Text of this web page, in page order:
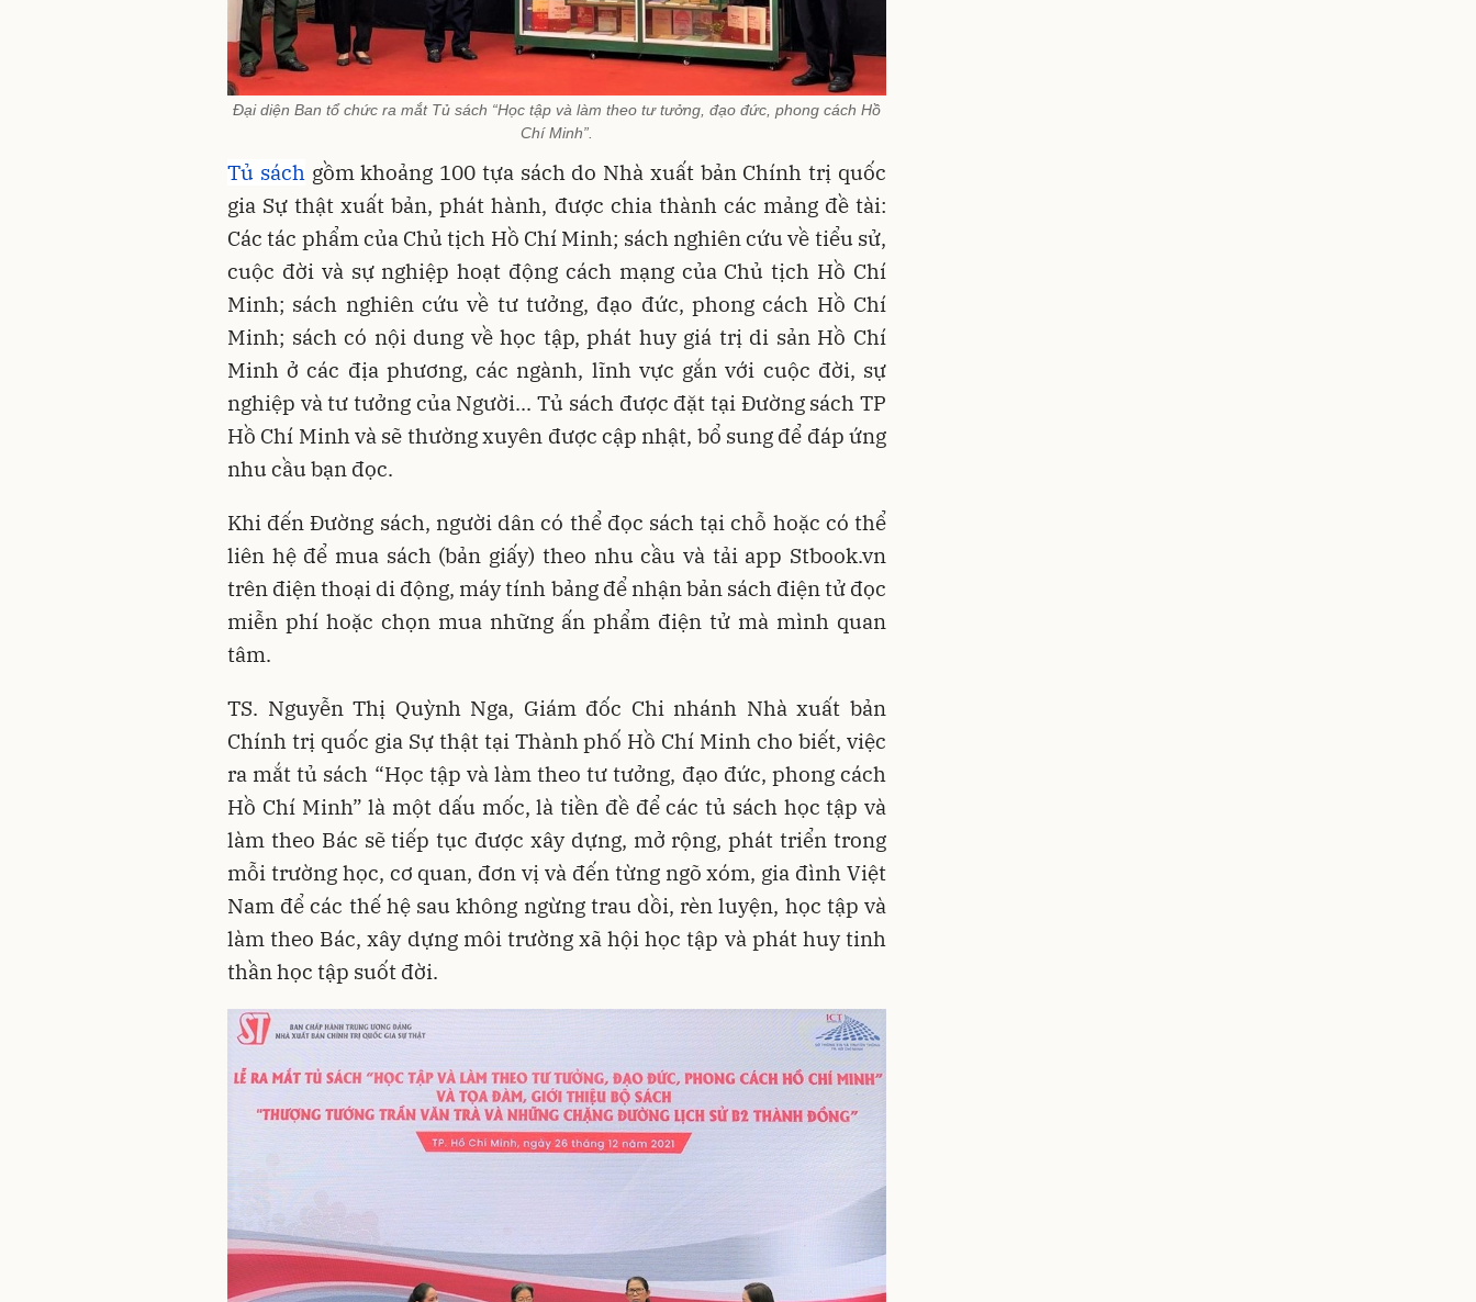
Đại diện Ban tổ chức ra mắt Tủ sách “Học tập và làm theo tư tưởng, đạo đức, phong cách Hồ
Chí Minh”.
Tủ sáchgồm khoảng 100 tựa sách do Nhà xuất bản Chính trị quốc
gia Sự thật xuất bản, phát hành, được chia thành các mảng đề tài:
Các tác phẩm của Chủ tịch Hồ Chí Minh; sách nghiên cứu về tiểu sử,
cuộc đời và sự nghiệp hoạt động cách mạng của Chủ tịch Hồ Chí
Minh; sách nghiên cứu về tư tưởng, đạo đức, phong cách Hồ Chí
Minh; sách có nội dung về học tập, phát huy giá trị di sản Hồ Chí
Minh ở các địa phương, các ngành, lĩnh vực gắn với cuộc đời, sự
nghiệp và tư tưởng của Người... Tủ sách được đặt tại Đường sách TP
Hồ Chí Minh và sẽ thường xuyên được cập nhật, bổ sung để đáp ứng
nhu cầu bạn đọc.
Khi đến Đường sách, người dân có thể đọc sách tại chỗ hoặc có thể
liên hệ để mua sách (bản giấy) theo nhu cầu và tải app Stbook.vn
trên điện thoại di động, máy tính bảng để nhận bản sách điện tử đọc
miễn phí hoặc chọn mua những ấn phẩm điện tử mà mình quan
tâm.
TS. Nguyễn Thị Quỳnh Nga, Giám đốc Chi nhánh Nhà xuất bản
Chính trị quốc gia Sự thật tại Thành phố Hồ Chí Minh cho biết, việc
ra mắt tủ sách “Học tập và làm theo tư tưởng, đạo đức, phong cách
Hồ Chí Minh” là một dấu mốc, là tiền đề để các tủ sách học tập và
làm theo Bác sẽ tiếp tục được xây dựng, mở rộng, phát triển trong
mỗi trường học, cơ quan, đơn vị và đến từng ngõ xóm, gia đình Việt
Nam để các thế hệ sau không ngừng trau dồi, rèn luyện, học tập và
làm theo Bác, xây dựng môi trường xã hội học tập và phát huy tinh
thần học tập suốt đời.